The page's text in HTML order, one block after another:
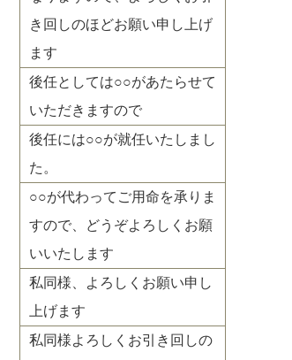
き回しのほどお願い申し上げ
ます
後任としては○○があたらせて
いただきますので
後任には○○が就任いたしまし
た。
○○が代わってご用命を承りま
すので、どうぞよろしくお願
いいたします
私同様、よろしくお願い申し
上げます
私同様よろしくお引き回しの